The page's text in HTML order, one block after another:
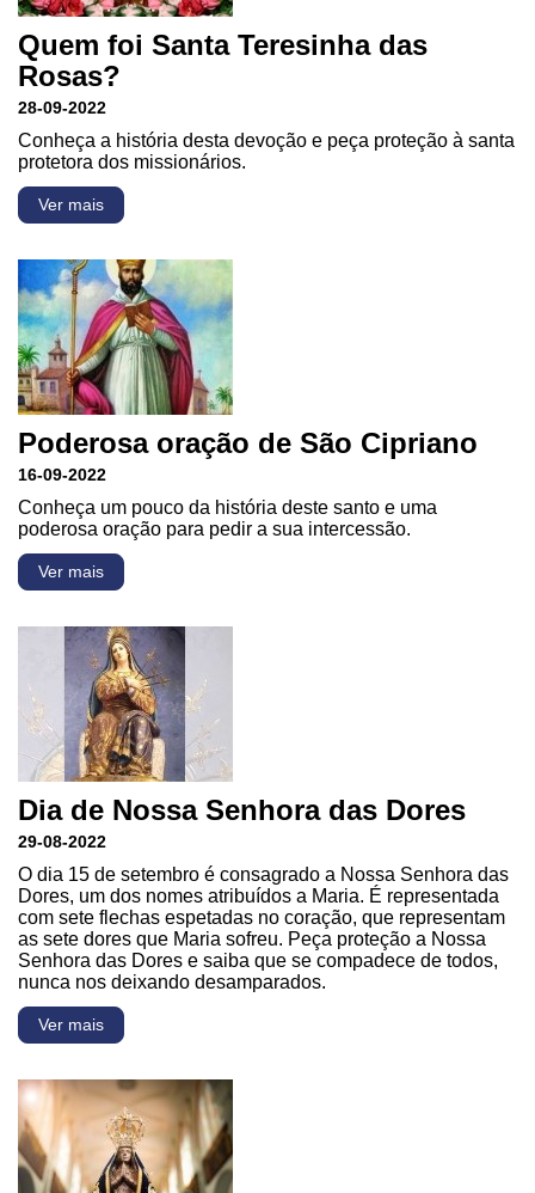
Quem foi Santa Teresinha das
Rosas?
28-09-2022
Conheça a história desta devoção e peça proteção à santa
protetora dos missionários.
Ver mais
Poderosa oração de São Cipriano
16-09-2022
Conheça um pouco da história deste santo e uma
poderosa oração para pedir a sua intercessão.
Ver mais
Dia de Nossa Senhora das Dores
29-08-2022
O dia 15 de setembro é consagrado a Nossa Senhora das
Dores, um dos nomes atribuídos a Maria. É representada
com sete flechas espetadas no coração, que representam
as sete dores que Maria sofreu. Peça proteção a Nossa
Senhora das Dores e saiba que se compadece de todos,
nunca nos deixando desamparados.
Ver mais